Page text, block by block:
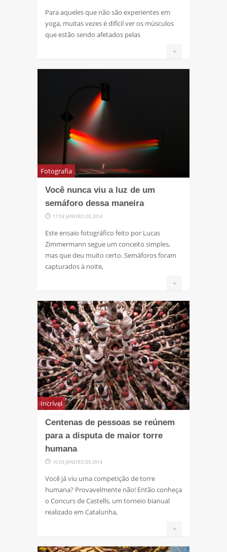
Para aqueles que não são experientes em
yoga, muitas vezes é difícil ver os músculos
que estão sendo afetados pelas
+
Fotografia
Você nunca viu a luz de um
semáforo dessa maneira
17 DE JANEIRO DE 2014
Este ensaio fotográfico feito por Lucas
Zimmermann segue um conceito simples,
mas que deu muito certo. Semáforos foram
capturados à noite,
+
Incrível
Centenas de pessoas se reúnem
para a disputa de maior torre
humana
16 DE JANEIRO DE 2014
Você já viu uma competição de torre
humana? Provavelmente não! Então conheça
o Concurs de Castells, um torneio bianual
realizado em Catalunha,
+